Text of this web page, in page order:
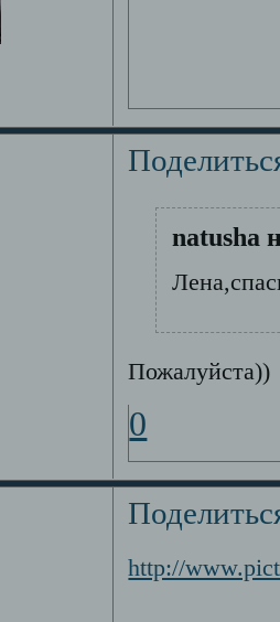
natusha
Пожалуйста))
0
http://